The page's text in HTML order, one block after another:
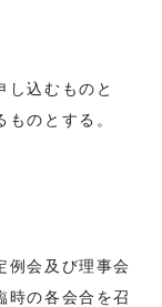
込むものと
のとする。
会及び理事会
時の各会合を召